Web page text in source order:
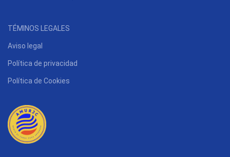
TÉMINOS LEGALES
Aviso legal
Política de privacidad
Política de Cookies